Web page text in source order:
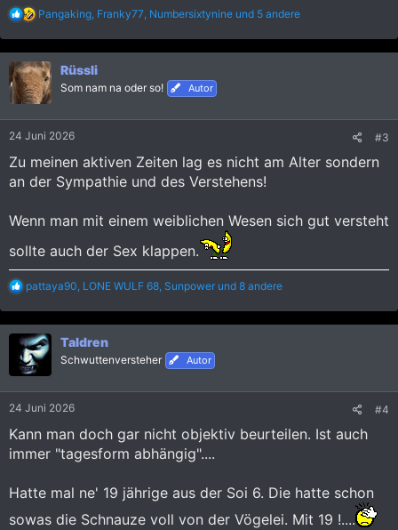
R
a
k
t
i
o
n
Pangaking Franky77 Numbersixtynine und 5 andere
Rüssli
Som nam na oder so! Autor
24 Juni 2026 #3
Zu meinen aktiven Zeiten lag es nicht am Alter sondern
an der Sympathie und des Verstehens!
Wenn man mit einem weiblichen Wesen sich gut versteht
sollte auch der Sex klappen.
R
a
k
t
i
o
n
pattaya90 LONE WULF 68 Sunpower und 8 andere
Taldren
Schwuttenversteher Autor
24 Juni 2026 #4
Kann man doch gar nicht objektiv beurteilen. Ist auch
immer "tagesform abhängig"....
Hatte mal ne' 19 jährige aus der Soi 6. Die hatte schon
sowas die Schnauze voll von der Vögelei. Mit 19 !....